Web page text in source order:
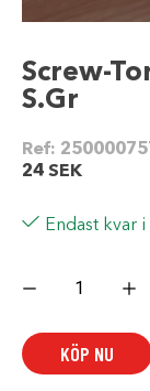
Screw-
S.Gr
Ref:
24 SEK
Endast kvar
Torx
M8
25
KÖP NU